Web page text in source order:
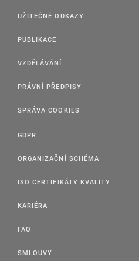
UŽITEČNÉ ODKAZY
PUBLIKACE
VZDĚLÁVÁNÍ
PRÁVNÍ PŘEDPISY
SPRÁVA COOKIES
GDPR
ORGANIZAČNÍ SCHÉMA
ISO CERTIFIKÁTY KVALITY
KARIÉRA
FAQ
SMLOUVY